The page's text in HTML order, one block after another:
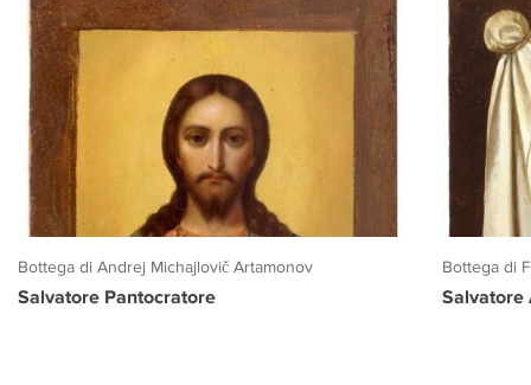
Bottega di Andrej Michajlovič Artamonov
Salvatore Pantocratore
Bottega di
Salvatore